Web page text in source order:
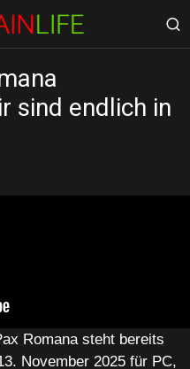
sind endlich in
Romana steht bereits
November 2025 für PC,